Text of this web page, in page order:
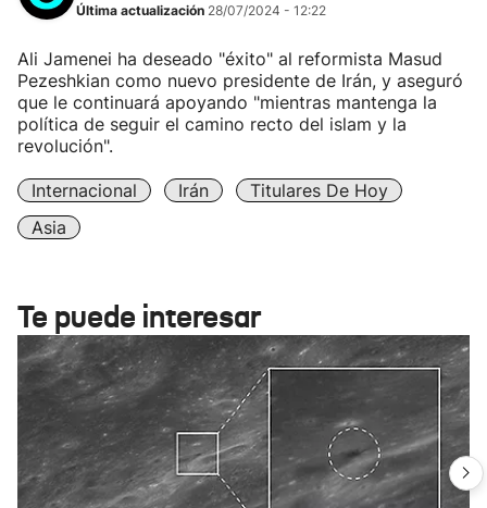
Última actualización 28/07/2024 - 12:22
Ali Jamenei ha deseado "éxito" al reformista Masud
Pezeshkian como nuevo presidente de Irán, y aseguró
que le continuará apoyando "mientras mantenga la
política de seguir el camino recto del islam y la
revolución".
Internacional Irán
Titulares De Hoy
Asia
Te puede interesar